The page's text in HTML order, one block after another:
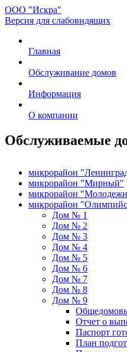
ООО "Искра"
Версия для слабовидящих
Главная
Обслуживание домов
Информация
О компании
Обслуживаемые
микрорайон
микрорайон "Мирный"
микрорайон
микрорайон
Дом № 1
Дом № 2
Дом № 3
Дом № 4
Дом № 5
Дом № 6
Дом № 7
Дом № 8
Дом № 9
Отчет о
Паспорт
План